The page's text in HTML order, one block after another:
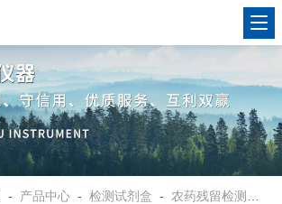
- 产品中心 -检测试剂盒 - 农药残留检测试剂